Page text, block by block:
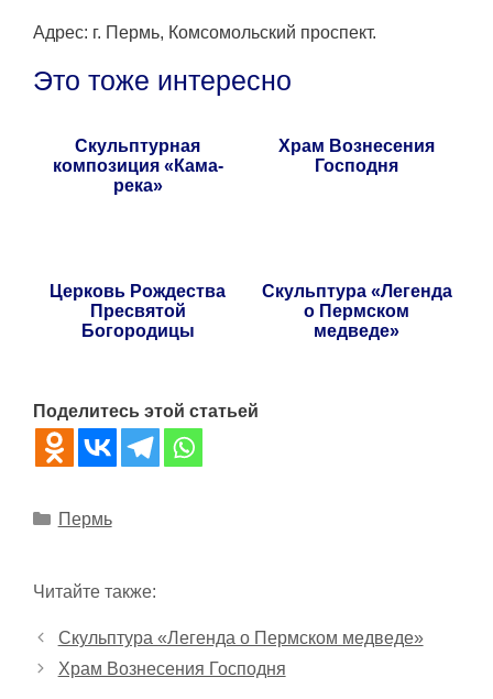
Адрес: г. Пермь, Комсомольский проспект.
Это тоже интересно
Скульптурная
композиция «Кама-
река»
Храм Вознесения
Господня
Церковь Рождества
Пресвятой
Богородицы
Скульптура «Легенда
о Пермском
медведе»
Поделитесь этой статьей
Рубрики
Пермь
Читайте также:
Скульптура «Легенда о Пермском медведе»
Храм Вознесения Господня